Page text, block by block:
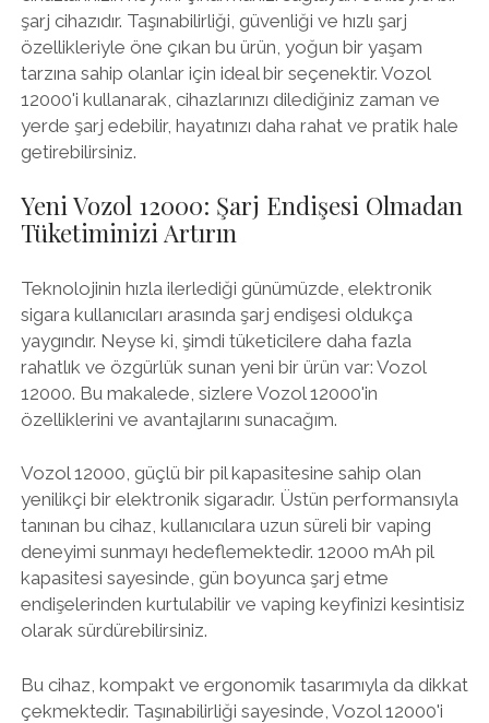
şarj cihazıdır. Taşınabilirliği, güvenliği ve hızlı şarj
özellikleriyle öne çıkan bu ürün, yoğun bir yaşam
tarzına sahip olanlar için ideal bir seçenektir. Vozol
12000'i kullanarak, cihazlarınızı dilediğiniz zaman ve
yerde şarj edebilir, hayatınızı daha rahat ve pratik hale
getirebilirsiniz.
Yeni Vozol 12000: Şarj Endişesi Olmadan
Tüketiminizi Artırın
Teknolojinin hızla ilerlediği günümüzde, elektronik
sigara kullanıcıları arasında şarj endişesi oldukça
yaygındır. Neyse ki, şimdi tüketicilere daha fazla
rahatlık ve özgürlük sunan yeni bir ürün var: Vozol
12000. Bu makalede, sizlere Vozol 12000'in
özelliklerini ve avantajlarını sunacağım.
Vozol 12000, güçlü bir pil kapasitesine sahip olan
yenilikçi bir elektronik sigaradır. Üstün performansıyla
tanınan bu cihaz, kullanıcılara uzun süreli bir vaping
deneyimi sunmayı hedeflemektedir. 12000 mAh pil
kapasitesi sayesinde, gün boyunca şarj etme
endişelerinden kurtulabilir ve vaping keyfinizi kesintisiz
olarak sürdürebilirsiniz.
Bu cihaz, kompakt ve ergonomik tasarımıyla da dikkat
çekmektedir. Taşınabilirliği sayesinde, Vozol 12000'i